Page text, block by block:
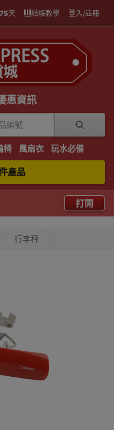
天 結帳教學 登入/註冊
惠資訊
椅 風扇衣 玩水必備
產品
打開
行李秤